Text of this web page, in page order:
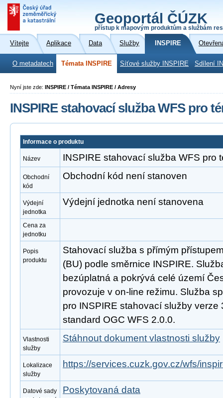
Geoportál ČÚZK
přístup k mapovým produktům a službám
Vítejte Aplikace Data Služby INSPIRE
O metadatech Témata INSPIRE Síťové služby INSPIRE Sdílení
Nyní jste zde: INSPIRE / Témata INSPIRE / Adresy
INSPIRE stahovací služba WFS pro
Informace o produktu
Název INSPIRE stahovací služba WFS pro
Obchodní
kód
Obchodní kód není stanoven
Výdejní
jednotka
Výdejní jednotka není stanovena
Cena za
jednotku
Popis
produktu
Stahovací služba s přímým
(BU) podle směrnice INSPIRE.
bezúplatná a pokrývá celé území
provozuje v on-line režimu. Služba
pro INSPIRE stahovací služby verze
standard OGC WFS 2.0.0.
Vlastnosti
služby
Stáhnout dokument vlastnosti služby
Lokalizace
služby
https://services.cuzk.gov.cz/wfs/
Datové sady
Poskytovaná data